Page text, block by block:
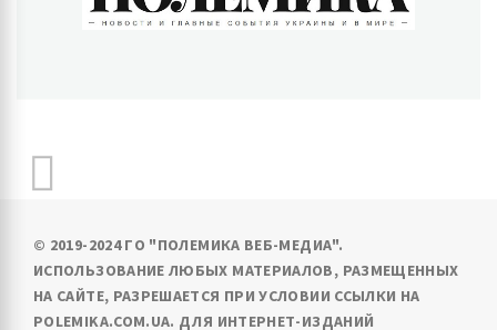
© 2019-2024 ГО "ПОЛЕМИКА ВЕБ-МЕДИА".
ИСПОЛЬЗОВАНИЕ ЛЮБЫХ МАТЕРИАЛОВ, РАЗМЕЩЕННЫХ
НА САЙТЕ, РАЗРЕШАЕТСЯ ПРИ УСЛОВИИ ССЫЛКИ НА
POLEMIKA.COM.UA. ДЛЯ ИНТЕРНЕТ-ИЗДАНИЙ